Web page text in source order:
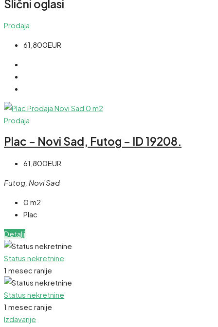
Slični oglasi
Prodaja
61,800EUR
Prodaja
Plac – Novi Sad, Futog – ID 19208.
61,800EUR
Futog, Novi Sad
0 m2
Plac
Detalji
Status nekretnine
1 mesec ranije
Status nekretnine
1 mesec ranije
Izdavanje